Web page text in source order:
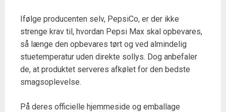
Ifølge producenten selv, PepsiCo, er der ikke
strenge krav til, hvordan Pepsi Max skal opbevares,
så længe den opbevares tørt og ved almindelig
stuetemperatur uden direkte sollys. Dog anbefaler
de, at produktet serveres afkølet for den bedste
smagsoplevelse.
På deres officielle hjemmeside og emballage